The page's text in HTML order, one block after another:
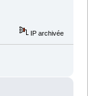
IP archivée